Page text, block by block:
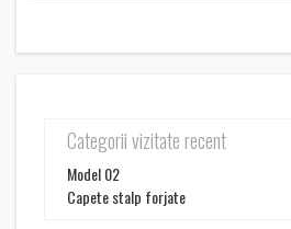
Categorii vizitate recent
Model 02
Capete stalp forjate